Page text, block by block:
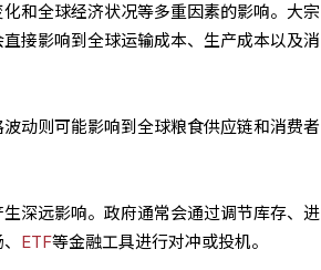
和全球经济状况等多重因素的影响。大宗
接影响到全球运输成本、生产成本以及消
动则可能影响到全球粮食供应链和消费者
深远影响。政府通常会通过调节库存、进
ETF等金融工具进行对冲或投机。